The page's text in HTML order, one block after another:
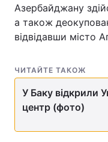
Азербайджану
а також
відвідавши місто
ЧИТАЙТЕ ТАКОЖ
У Баку відкрили
центр (фото)